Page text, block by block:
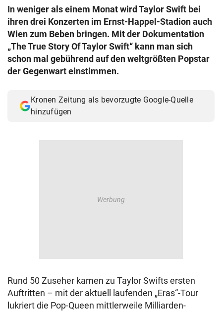
search
eingeben
© Krone Multimedia GmbH & Co KG 2026
Muthgasse 2, 1190 Wien
In weniger als einem Monat wird Taylor Swift bei
ihren drei Konzerten im Ernst-Happel-Stadion auch
Wien zum Beben bringen. Mit der Dokumentation
„The True Story Of Taylor Swift“ kann man sich
schon mal gebührend auf den weltgrößten Popstar
der Gegenwart einstimmen.
Kronen Zeitung als bevorzugte Google-Quelle
hinzufügen
Rund 50 Zuseher kamen zu Taylor Swifts ersten
Auftritten – mit der aktuell laufenden „Eras“-Tour
lukriert die Pop-Queen mittlerweile Milliarden-